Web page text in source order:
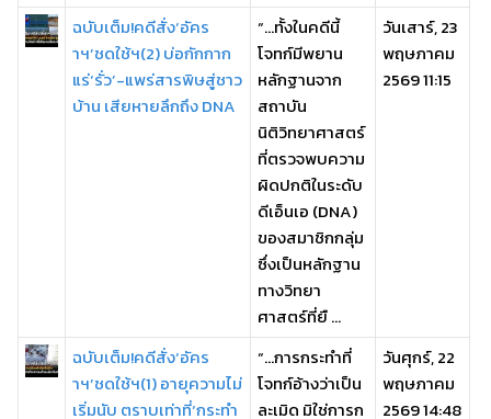
ฉบับเต็ม!คดีสั่ง‘อัคร
าฯ’ชดใช้ฯ(2) บ่อกักกาก
แร่‘รั่ว’-แพร่สารพิษสู่ชาว
บ้าน เสียหายลึกถึง DNA
“…ทั้งในคดีนี้
โจทก์มีพยาน
หลักฐานจาก
สถาบัน
นิติวิทยาศาสตร์
ที่ตรวจพบความ
ผิดปกติในระดับ
ดีเอ็นเอ (DNA)
ของสมาชิกกลุ่ม
ซึ่งเป็นหลักฐาน
ทางวิทยา
ศาสตร์ที่ยื ...
วันเสาร์, 23
พฤษภาคม
2569 11:15
ฉบับเต็ม!คดีสั่ง‘อัคร
าฯ’ชดใช้ฯ(1) อายุความไม่
เริ่มนับ ตราบเท่าที่‘กระทำ
“…การกระทำที่
โจทก์อ้างว่าเป็น
ละเมิด มิใช่การก
วันศุกร์, 22
พฤษภาคม
2569 14:48